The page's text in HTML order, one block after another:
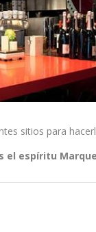
sitios para
el espíritu